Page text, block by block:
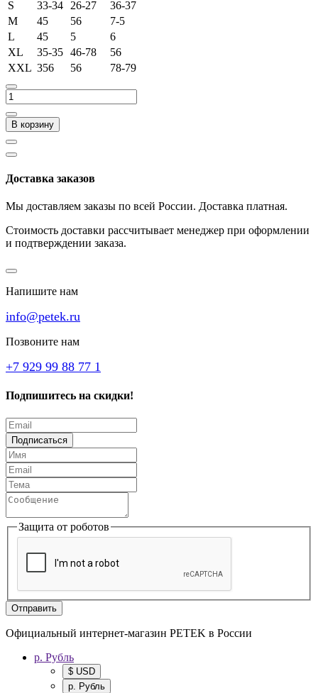
S
33-34 26-27
36-37
M
45 56
7-5
L
45 5
6
XL
35-35 46-78
56
XXL 356 56 78-79
В корзину
Доставка заказов
Мы доставляем заказы по всей России. Доставка платная.
Стоимость доставки рассчитывает менеджер при оформлении
и подтверждении заказа.
Напишите нам
info@petek.ru
Позвоните нам
+7 929 99 88 77 1
Подпишитесь на скидки!
Подписаться
Защита от роботов
Отправить
Официальный интернет-магазин PETEK в России
р. Рубль
$ USD
р. Рубль